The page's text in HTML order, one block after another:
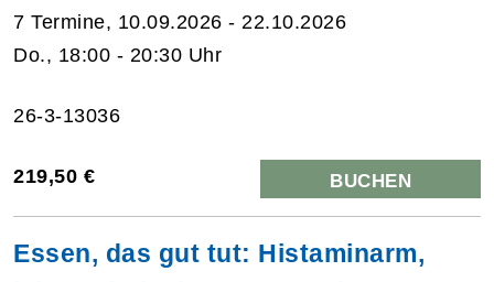
7 Termine, 10.09.2026 - 22.10.2026
Do., 18:00 - 20:30 Uhr
26-3-13036
219,50 € BUCHEN
Essen, das gut tut: Histaminarm,